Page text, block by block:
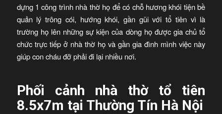
dựng 1 công trình nhà thờ họ để có chỗ hương khói tiện bề
quản lý trông cói, hướng khói, gần gũi với tổ tiên vì là
trường họ lên những sự kiện của dòng họ được gia chủ tổ
chức trực tiếp ở nhà thờ họ và gần gia đình mình việc này
giúp con cháu đỡ phải đi lại nhiều nơi.
Phối cảnh nhà thờ tổ tiên
8.5x7m tại Thường Tín Hà Nội